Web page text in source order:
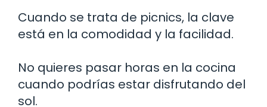
Cuando se trata de picnics, la clave
está en la comodidad y la facilidad.
No quieres pasar horas en la cocina
cuando podrías estar disfrutando del
sol.